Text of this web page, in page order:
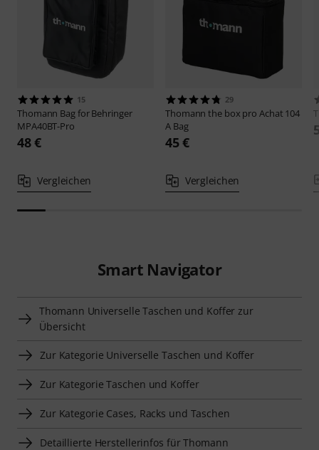
15
Thomann Bag for Behringer
MPA40BT-Pro
48 €
Vergleichen
29
Thomannthe box pro Achat 104
A Bag
45 €
Vergleichen
Smart Navigator
Thomann Universelle Taschen und Koffer zur
Übersicht
Zur Kategorie Universelle Taschen und Koffer
Zur Kategorie Taschen und Koffer
Zur Kategorie Cases, Racks und Taschen
Detaillierte Herstellerinfos für Thomann